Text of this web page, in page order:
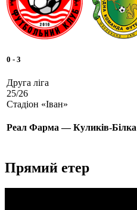
0 - 3
Друга ліга
25/26
Стадіон «Іван»
Реал Фарма — Куликів-Білка
Прямий етер